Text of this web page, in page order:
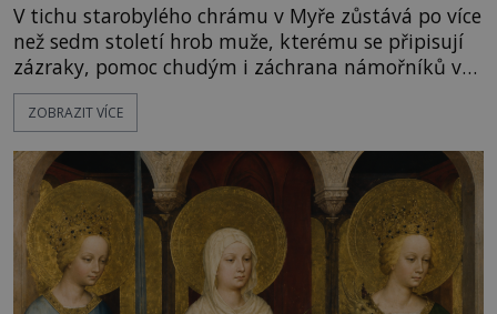
V tichu starobylého chrámu v Myře zůstává po více
než sedm století hrob muže, kterému se připisují
zázraky, pomoc chudým i záchrana námořníků v
bouřích. Pak ale přichází rok 1087 a klidné místo
se mění v dějiště podivné noční výpravy. Skupina
Mikuláše a odváží jeho ostatky přes moře do Bari.
Je to zbožná záchrana před nebezpečím, nebo
promyšlená krádež,
ZOBRAZIT VÍCE